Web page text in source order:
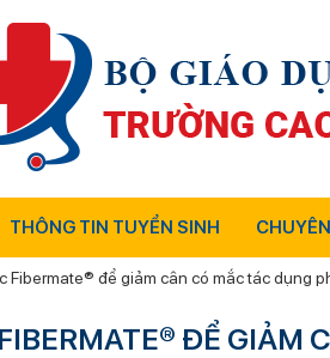
THÔNG TIN TUYỂN SINH
Fibermate® để giảm cân có mắc tác dụng
ĐỂ GIẢM